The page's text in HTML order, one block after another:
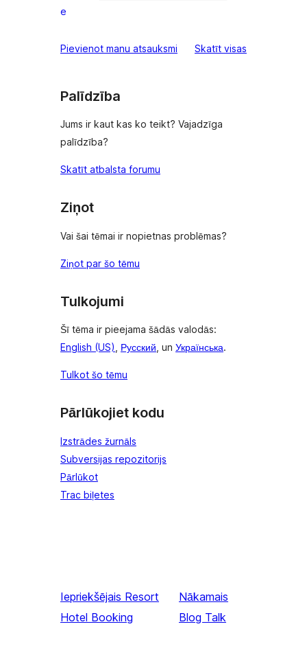
1-
reviews
e
Pievienot manu atsauksmi Skatīt visas
Palīdzība
Jums ir kaut kas ko teikt? Vajadzīga
palīdzība?
Skatīt atbalsta forumu
Ziņot
Vai šai tēmai ir nopietnas problēmas?
Ziņot par šo tēmu
Tulkojumi
Šī tēma ir pieejama šādās valodās:
English (US), Русский, un Українська.
Tulkot šo tēmu
Pārlūkojiet kodu
Izstrādes žurnāls
Subversijas repozitorijs
Pārlūkot
Trac biļetes
Iepriekšējais Resort
Hotel Booking
Nākamais
Blog Talk